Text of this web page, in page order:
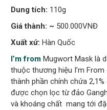
Dung tích: 110g
Giá thành: ~ 500.000VNĐ
Xuất xứ:Hàn Quốc
I’m from Mugwort Mask là
thuộc thương hiệu I’m
thành phần chính chứa
được chọn lọc từ đảo
và khoáng chất mang tới